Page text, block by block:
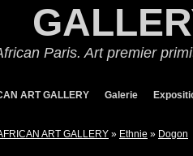
Paris. Art premier
ART GALLERY Galerie
ART GALLERY » Ethnie » Dogon